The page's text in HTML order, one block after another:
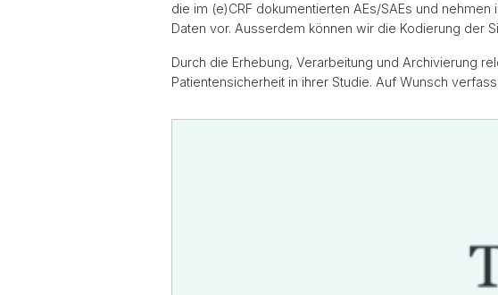
die im (e)CRF dokumentierten AEs/SAEs und
Daten vor. Ausserdem können wir die Kodierung der
Durch die Erhebung, Verarbeitung und Archivierung
Patientensicherheit in ihrer Studie. Auf Wunsch